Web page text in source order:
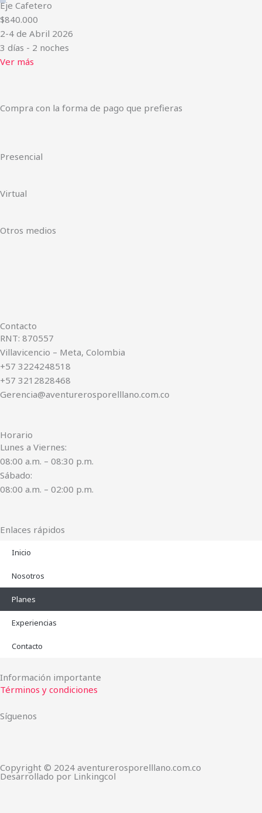
Eje Cafetero
$840.000
2-4 de Abril 2026
3 días - 2 noches
Ver más
Compra con la forma de pago que prefieras
Presencial
Virtual
Otros medios
Contacto
RNT: 870557
Villavicencio – Meta, Colombia
+57 3224248518
+57 3212828468
Gerencia@aventurerosporelllano.com.co
Horario
Lunes a Viernes:
08:00 a.m. – 08:30 p.m.
Sábado:
08:00 a.m. – 02:00 p.m.
Enlaces rápidos
Inicio
Nosotros
Planes
Experiencias
Contacto
Información importante
Términos y condiciones
Síguenos
Copyright © 2024 aventurerosporelllano.com.co
Desarrollado por Linkingcol